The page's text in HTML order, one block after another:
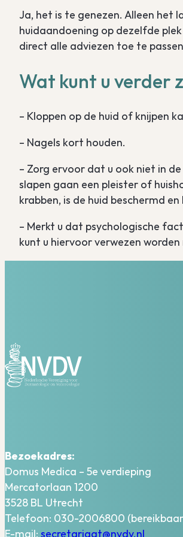
Ja, het is te genezen. Alleen het
huidaandoening op dezelfde
direct alle adviezen toe te
Wat kunt u verder
– Kloppen op de huid of knijpen
– Nagels kort houden.
– Zorg ervoor dat u ook niet in
slapen gaan een pleister of
krabben, is de huid beschermd
– Merkt u dat psychologische
kunt u hiervoor verwezen
Bezoekadres:
Domus Medica – 5e verdieping
Mercatorlaan 1200
3528 BL Utrecht
Telefoon: 030-2006800
E-mail: secretariaat@nvdv.nl